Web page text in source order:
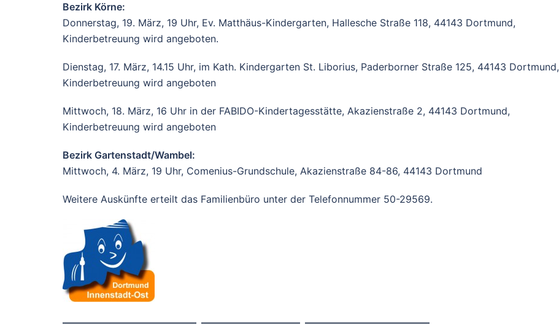
Bezirk Körne:
Donnerstag, 19. März, 19 Uhr, Ev. Matthäus-Kindergarten, Hallesche Straße 118, 44143 Dortmund,
Kinderbetreuung wird angeboten.
Dienstag, 17. März, 14.15 Uhr, im Kath. Kindergarten St. Liborius, Paderborner Straße 125, 44143 Dortmund,
Kinderbetreuung wird angeboten
Mittwoch, 18. März, 16 Uhr in der FABIDO-Kindertagesstätte, Akazienstraße 2, 44143 Dortmund,
Kinderbetreuung wird angeboten
Bezirk Gartenstadt/Wambel:
Mittwoch, 4. März, 19 Uhr, Comenius-Grundschule, Akazienstraße 84-86, 44143 Dortmund
Weitere Auskünfte erteilt das Familienbüro unter der Telefonnummer 50-29569.